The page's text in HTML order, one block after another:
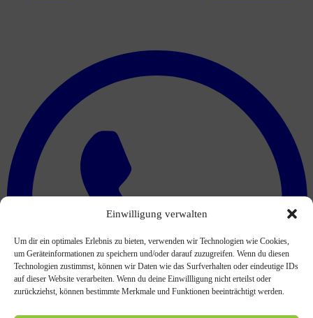
Einwilligung verwalten
Um dir ein optimales Erlebnis zu bieten, verwenden wir Technologien wie Cookies,
um Geräteinformationen zu speichern und/oder darauf zuzugreifen. Wenn du diesen
Technologien zustimmst, können wir Daten wie das Surfverhalten oder eindeutige IDs
auf dieser Website verarbeiten. Wenn du deine Einwillligung nicht erteilst oder
zurückziehst, können bestimmte Merkmale und Funktionen beeinträchtigt werden.